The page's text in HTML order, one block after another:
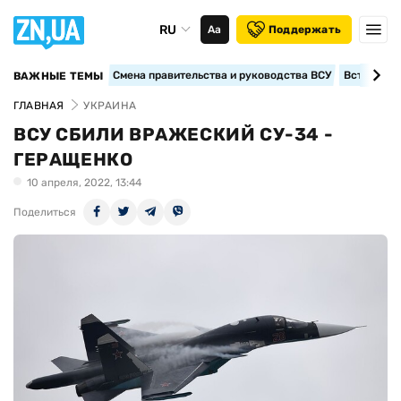
RU Аа Поддержать
ВАЖНЫЕ ТЕМЫ Смена правительства и руководства ВСУ
ГЛАВНАЯ УКРАИНА
ВСУ СБИЛИ ВРАЖЕСКИЙ СУ-34 -
ГЕРАЩЕНКО
10 апреля, 2022, 13:44
Поделиться